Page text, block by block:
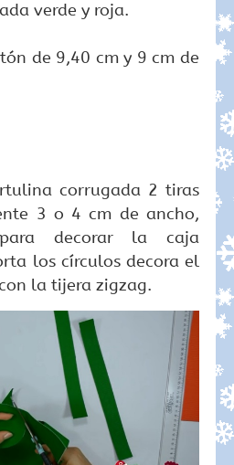
verde y roja.
de 9,40 cm y 9 cm de
corrugada 2 tiras
3 o 4 cm de ancho,
decorar la caja
los círculos decora el
la tijera zigzag.